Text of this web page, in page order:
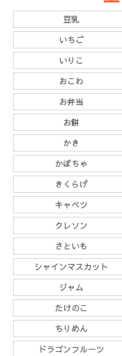
豆乳
いちご
いりこ
おこわ
お弁当
お餅
かき
かぼちゃ
きくらげ
キャベツ
クレソン
さといも
シャインマスカット
ジャム
たけのこ
ちりめん
ドラゴンフルーツ